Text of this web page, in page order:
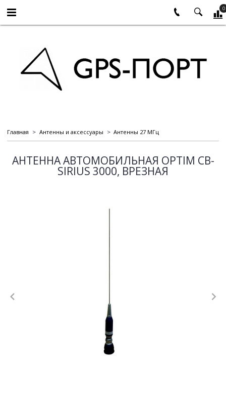
0
Главная Антенны и аксессуары Антенны 27 МГц
АНТЕННА АВТОМОБИЛЬНАЯ OPTIM CB-
SIRIUS 3000, ВРЕЗНАЯ